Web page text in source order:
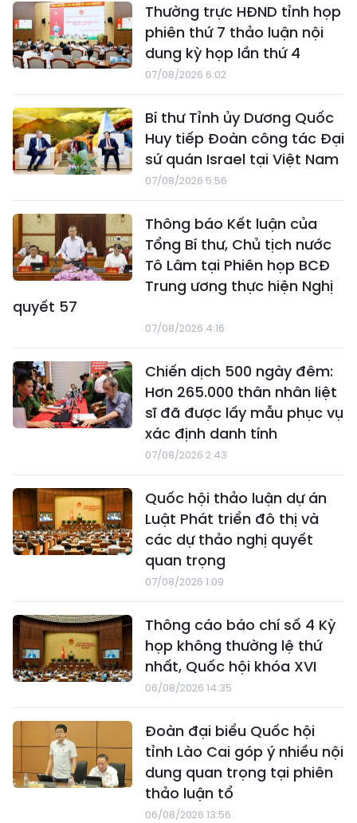
Thường trực HĐND tỉnh họp
phiên thứ 7 thảo luận nội
dung kỳ họp lần thứ 4
07/08/2026 6:02
Bí thư Tỉnh ủy Dương Quốc
Huy tiếp Đoàn công tác Đại
sứ quán Israel tại Việt Nam
07/08/2026 5:56
Thông báo Kết luận của
Tổng Bí thư, Chủ tịch nước
Tô Lâm tại Phiên họp BCĐ
Trung ương thực hiện Nghị
quyết 57
07/08/2026 4:16
Chiến dịch 500 ngày đêm:
Hơn 265.000 thân nhân liệt
sĩ đã được lấy mẫu phục vụ
xác định danh tính
07/08/2026 2:43
Quốc hội thảo luận dự án
Luật Phát triển đô thị và
các dự thảo nghị quyết
quan trọng
07/08/2026 1:09
Thông cáo báo chí số 4 Kỳ
họp không thường lệ thứ
nhất, Quốc hội khóa XVI
06/08/2026 14:35
Đoàn đại biểu Quốc hội
tỉnh Lào Cai góp ý nhiều nội
dung quan trọng tại phiên
thảo luận tổ
06/08/2026 13:56